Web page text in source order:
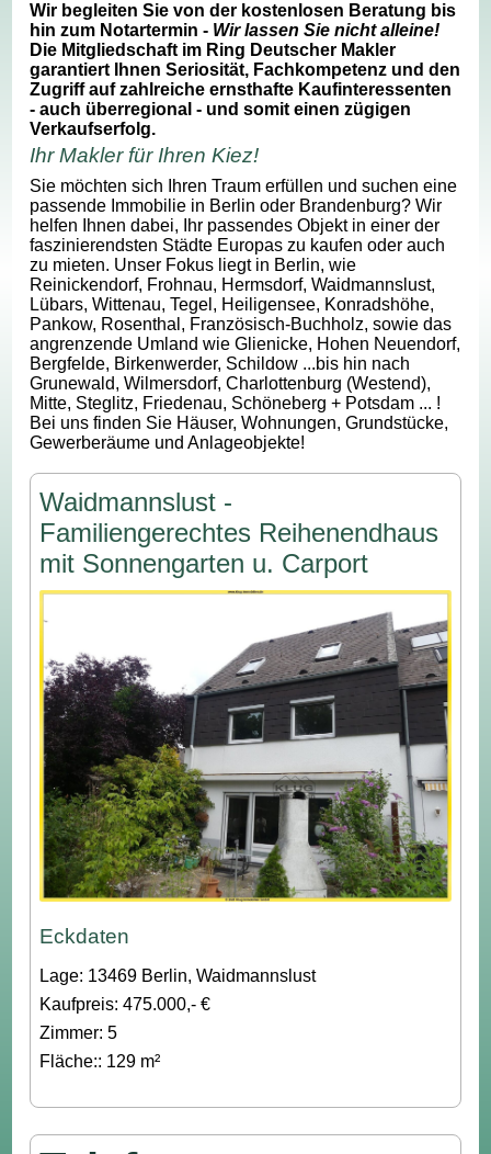
Wir begleiten Sie von der kostenlosen Beratung bis
hin zum Notartermin - Wir lassen Sie nicht alleine!
Die Mitgliedschaft im Ring Deutscher Makler
garantiert Ihnen Seriosität, Fachkompetenz und den
Zugriff auf zahlreiche ernsthafte Kaufinteressenten
- auch überregional - und somit einen zügigen
Verkaufserfolg.
Ihr Makler für Ihren Kiez!
Sie möchten sich Ihren Traum erfüllen und suchen eine
passende Immobilie in Berlin oder Brandenburg? Wir
helfen Ihnen dabei, Ihr passendes Objekt in einer der
faszinierendsten Städte Europas zu kaufen oder auch
zu mieten. Unser Fokus liegt in Berlin, wie
Reinickendorf, Frohnau, Hermsdorf, Waidmannslust,
Lübars, Wittenau, Tegel, Heiligensee, Konradshöhe,
Pankow, Rosenthal, Französisch-Buchholz, sowie das
angrenzende Umland wie Glienicke, Hohen Neuendorf,
Bergfelde, Birkenwerder, Schildow ...bis hin nach
Grunewald, Wilmersdorf, Charlottenburg (Westend),
Mitte, Steglitz, Friedenau, Schöneberg + Potsdam ... !
Bei uns finden Sie Häuser, Wohnungen, Grundstücke,
Gewerberäume und Anlageobjekte!
Waidmannslust -
Familiengerechtes Reihenendhaus
mit Sonnengarten u. Carport
Eckdaten
Lage: 13469 Berlin, Waidmannslust
Kaufpreis: 475.000,- €
Zimmer: 5
Fläche:: 129 m²